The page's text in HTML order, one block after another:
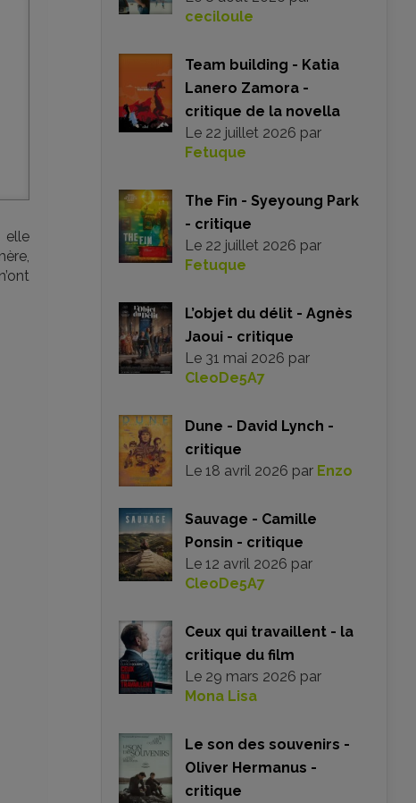
elle
ceciloule
Team building - Katia
Lanero Zamora -
critique de la novella
Le 22 juillet 2026 par
Fetuque
The Fin - Syeyoung Park
- critique
Le 22 juillet 2026 par
Fetuque
L’objet du délit - Agnès
Jaoui - critique
Le 31 mai 2026 par
CleoDe5A7
Dune - David Lynch -
critique
Le 18 avril 2026 par Enzo
Sauvage - Camille
Ponsin - critique
Le 12 avril 2026 par
CleoDe5A7
Ceux qui travaillent - la
critique du film
Le 29 mars 2026 par
Mona Lisa
Le son des souvenirs -
Oliver Hermanus -
critique